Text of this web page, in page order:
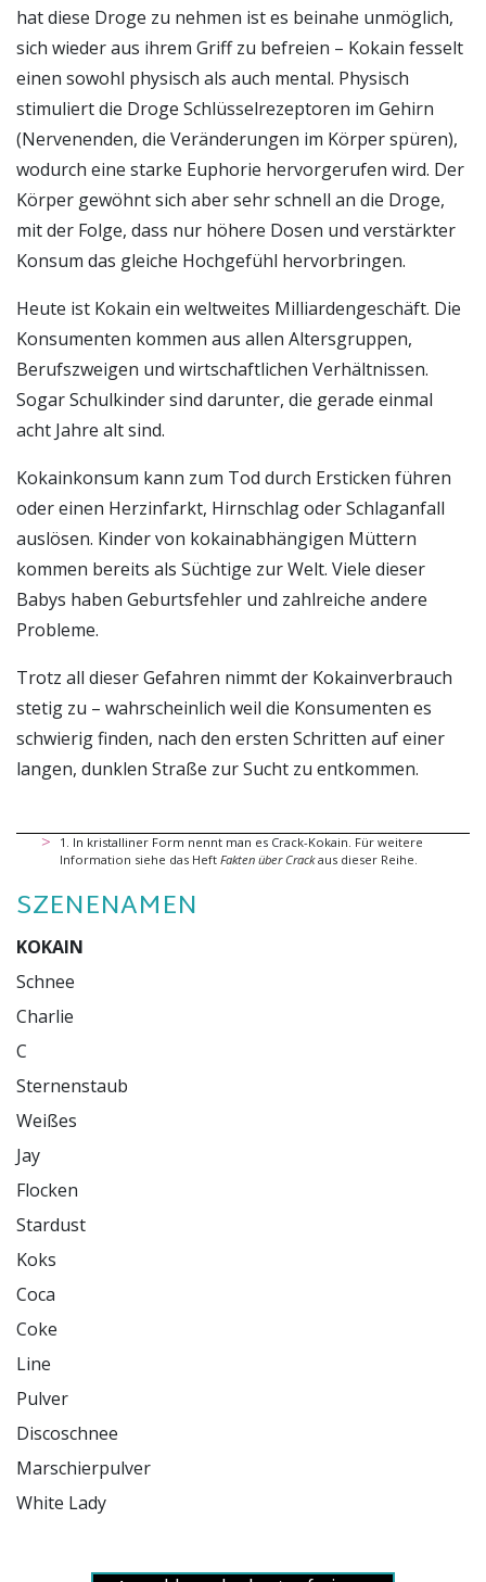
hat diese Droge zu nehmen ist es beinahe unmöglich,
sich wieder aus ihrem Griff zu befreien – Kokain fesselt
einen sowohl physisch als auch mental. Physisch
stimuliert die Droge Schlüsselrezeptoren im Gehirn
(Nervenenden, die Veränderungen im Körper spüren),
wodurch eine starke Euphorie hervorgerufen wird. Der
Körper gewöhnt sich aber sehr schnell an die Droge,
mit der Folge, dass nur höhere Dosen und verstärkter
Konsum das gleiche Hochgefühl hervorbringen.
Heute ist Kokain ein weltweites Milliardengeschäft. Die
Konsumenten kommen aus allen Altersgruppen,
Berufszweigen und wirtschaftlichen Verhältnissen.
Sogar Schulkinder sind darunter, die gerade einmal
acht Jahre alt sind.
Kokainkonsum kann zum Tod durch Ersticken führen
oder einen Herzinfarkt, Hirnschlag oder Schlaganfall
auslösen. Kinder von kokainabhängigen Müttern
kommen bereits als Süchtige zur Welt. Viele dieser
Babys haben Geburtsfehler und zahlreiche andere
Probleme.
Trotz all dieser Gefahren nimmt der Kokainverbrauch
stetig zu – wahrscheinlich weil die Konsumenten es
schwierig finden, nach den ersten Schritten auf einer
langen, dunklen Straße zur Sucht zu entkommen.
1 In kristalliner Form nennt man es Crack-Kokain. Für weitere
Information siehe das Heft Fakten über Crack aus dieser Reihe
SZENENAMEN
KOKAIN
Schnee
Charlie
C
Sternenstaub
Weißes
Jay
Flocken
Stardust
Koks
Coca
Coke
Line
Pulver
Discoschnee
Marschierpulver
White Lady